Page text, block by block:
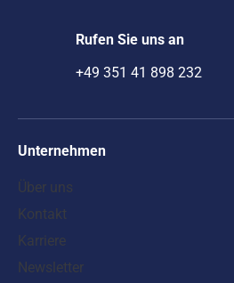
Rufen Sie uns an
+49 351 41 898 232
Unternehmen
Über uns
Kontakt
Karriere
Newsletter